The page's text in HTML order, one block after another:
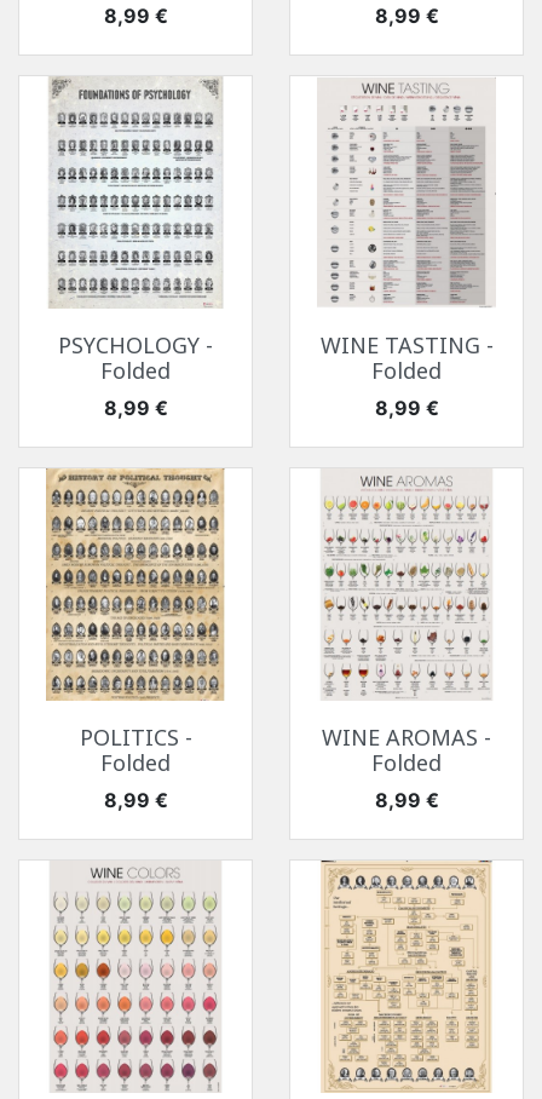
Цена
8,99 € Цена
8,99 €
PSYCHOLOGY -
Folded
Цена
8,99 €
WINE TASTING -
Folded
Цена
8,99 €
POLITICS -
Folded
Цена
8,99 €
WINE AROMAS -
Folded
Цена
8,99 €